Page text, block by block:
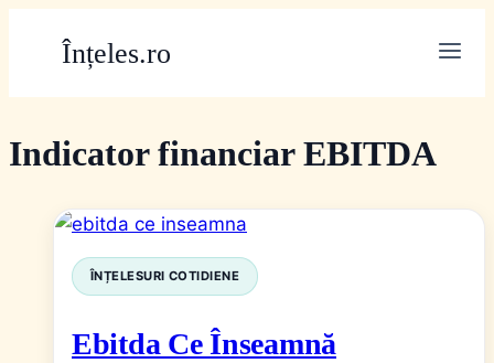
Înțeles.ro
Indicator financiar EBITDA
ÎNȚELESURI COTIDIENE
Ebitda Ce Înseamnă